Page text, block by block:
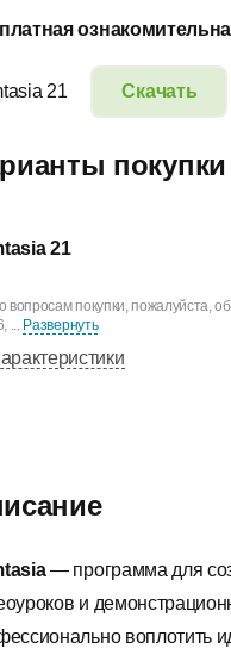
Скачать
21
— программа для
и
воплотить
покупки
21
вопросам покупки, пожалуйста,
... Развернуть